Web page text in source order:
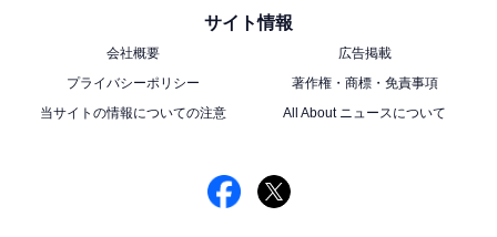
サイト情報
会社概要
広告掲載
プライバシーポリシー
著作権・商標・免責事項
当サイトの情報についての注意
All About ニュースについて